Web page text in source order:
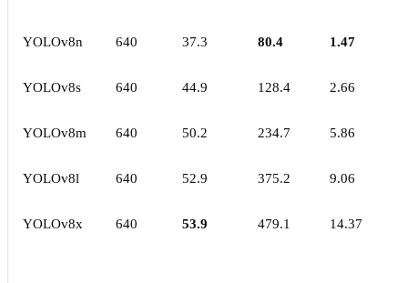
YOLOv8n 640 37.3 80.4 1.47
YOLOv8s 640 44.9 128.4 2.66
YOLOv8m 640 50.2 234.7 5.86
YOLOv8l 640 52.9 375.2 9.06
YOLOv8x 640 53.9 479.1 14.37